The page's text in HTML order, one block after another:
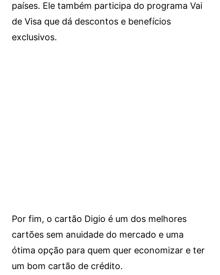
países. Ele também participa do programa Vai
de Visa que dá descontos e benefícios
exclusivos.
Por fim, o cartão Digio é um dos melhores
cartões sem anuidade do mercado e uma
ótima opção para quem quer economizar e ter
um bom cartão de crédito.